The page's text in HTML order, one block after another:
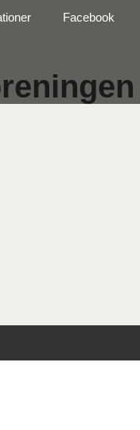
Facebook